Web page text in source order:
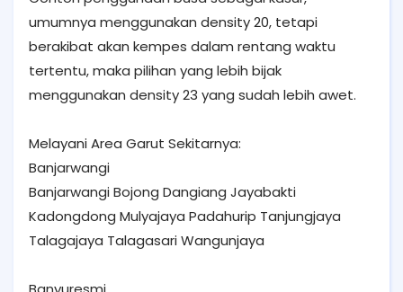
umumnya menggunakan density 20, tetapi
berakibat akan kempes dalam rentang waktu
tertentu, maka pilihan yang lebih bijak
menggunakan density 23 yang sudah lebih awet.
Melayani Area Garut Sekitarnya:
Banjarwangi
Banjarwangi Bojong Dangiang Jayabakti
Kadongdong Mulyajaya Padahurip Tanjungjaya
Talagajaya Talagasari Wangunjaya